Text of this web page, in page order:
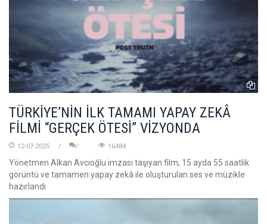
TÜRKİYE’NİN İLK TAMAMI YAPAY ZEKÂ
FİLMİ “GERÇEK ÖTESİ” VİZYONDA
12-07-2025 16484
Yönetmen Alkan Avcıoğlu imzası taşıyan film, 15 ayda 55 saatlik
görüntü ve tamamen yapay zekâ ile oluşturulan ses ve müzikle
hazırlandı